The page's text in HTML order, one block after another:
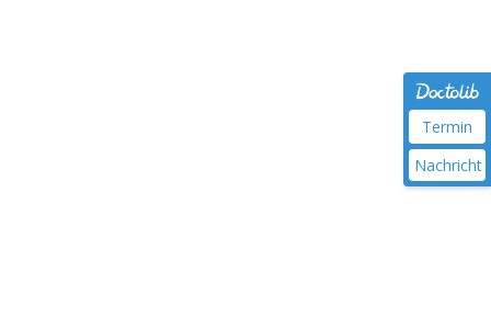
Termin
Nachricht